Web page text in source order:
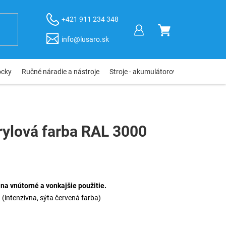
+421 911 234 348
info@lusaro.sk
NÁKUPNÝ
Ručné náradie a nástroje Stroje - akumulátorové, elektro,
vnútorné a vonkajšie použitie.
(intenzívna, sýta červená farba)
farba RAL 3000